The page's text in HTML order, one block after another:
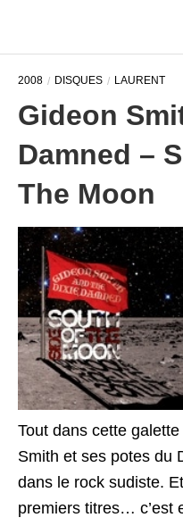
2008 DISQUES LAURENT
Gideon
Damned –
The Moon
Tout dans cette
Smith et ses potes du
dans le rock sudiste.
premiers titres… c’est